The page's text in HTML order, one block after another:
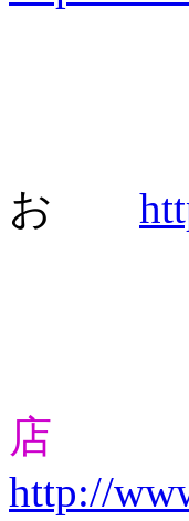
生ラ
お
ラ
店
http://